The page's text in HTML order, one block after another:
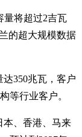
量将超过2吉瓦
的超大规模数据
达350兆瓦，客户
等行业客户。
本、香港、马来